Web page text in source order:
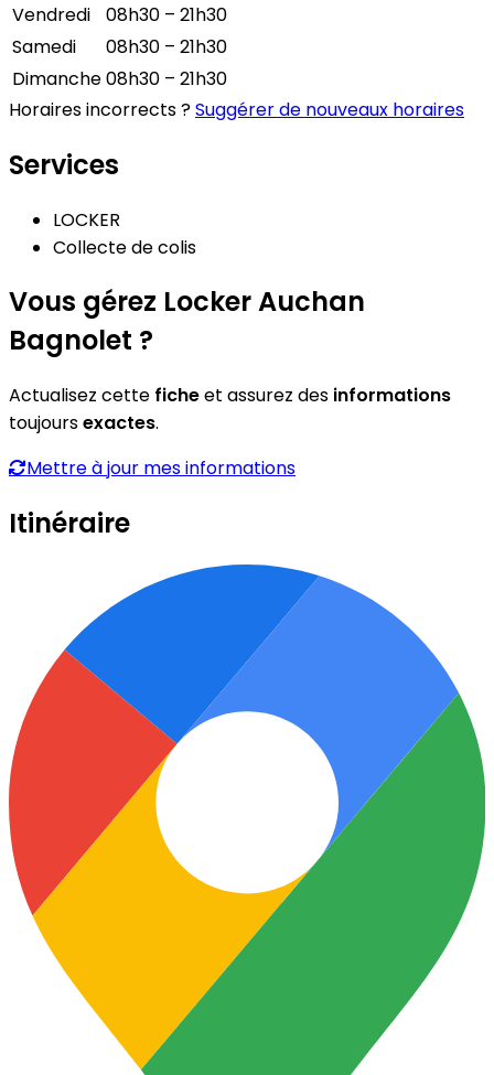
Vendredi
08h30 – 21h30
Samedi
08h30 – 21h30
Dimanche08h30 – 21h30
Horaires incorrects ?Suggérer de nouveaux horaires
Services
LOCKER
Collecte de colis
Vous gérez Locker Auchan
Bagnolet ?
Actualisez cette ficheet assurez des informations
toujoursexactes.
Mettre à jour mes informations
Itinéraire